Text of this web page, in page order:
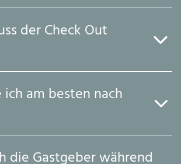
Bellevue einchecken. Auf
nach Vereinbarung.
der Check Out
am besten nach
den öffentlichen Verkehrsmitteln, zu
die Gastgeber während